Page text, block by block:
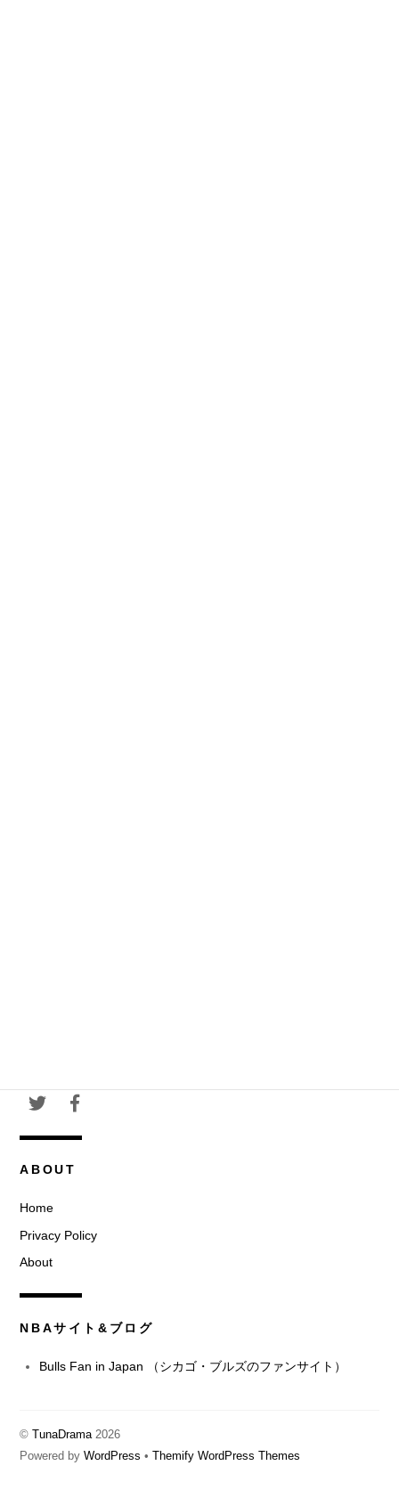
ABOUT
Home
Privacy Policy
About
NBAサイト&ブログ
Bulls Fan in Japan （シカゴ・ブルズのファンサイト）
©TunaDrama2026
Powered byWordPress •Themify WordPress Themes